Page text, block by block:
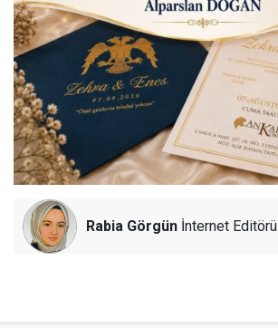
Rabia Görgün İnternet Editörü